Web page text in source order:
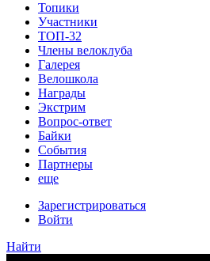
Топики
Участники
ТОП-32
Члены велоклуба
Галерея
Велошкола
Награды
Экстрим
Вопрос-ответ
Байки
События
Партнеры
еще
Зарегистрироваться
Войти
Найти